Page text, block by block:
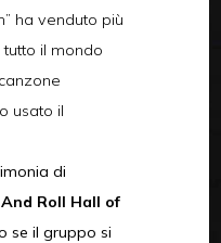
ha venduto più
il mondo
usato il
di
Roll Hall of
se il gruppo si